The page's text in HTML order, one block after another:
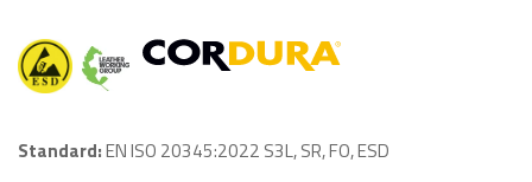
Standard:EN ISO 20345:2022 S3L, SR, FO, ESD